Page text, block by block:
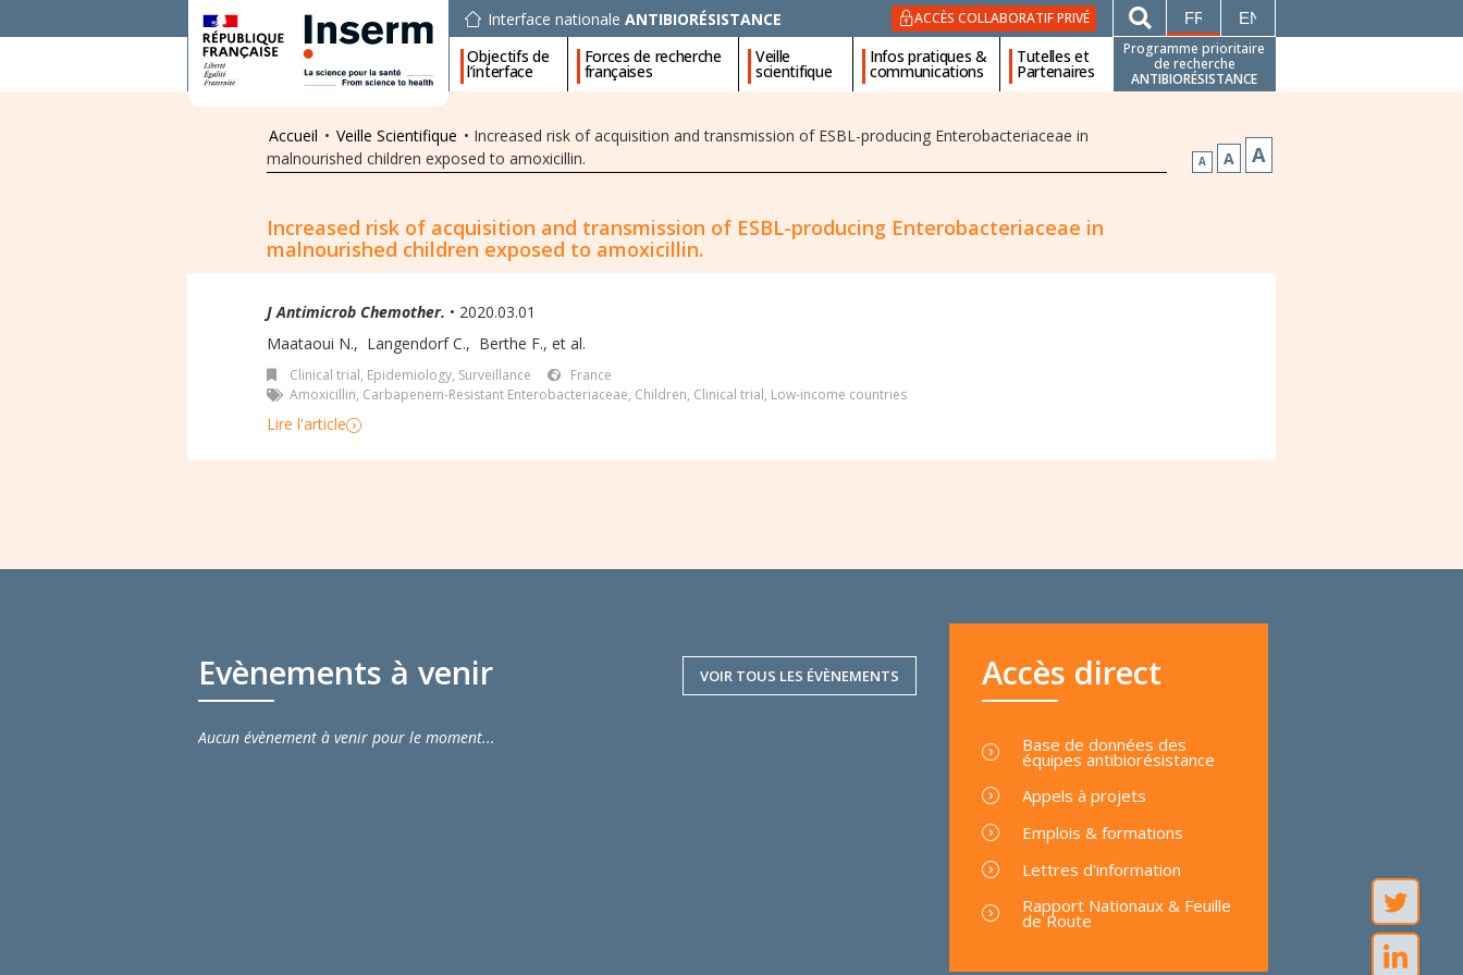
Interface nationale ANTIBIORÉSISTANCE ACCÈS COLLABORATIF PRIVÉ FRANÇAISENGLISH
Objectifs de
l’interface
Forces de recherche
françaises
Veille
scientifique
Infos pratiques &
communications
Tutelles et
Partenaires
Programme prioritaire
de recherche
ANTIBIORÉSISTANCE
Accueil • Veille Scientifique • Increased risk of acquisition and transmission of ESBL-producing Enterobacteriaceae in
malnourished children exposed to amoxicillin.
A A A
Increased risk of acquisition and transmission of ESBL-producing Enterobacteriaceae in
malnourished children exposed to amoxicillin.
J Antimicrob Chemother. • 2020.03.01
Maataoui N., Langendorf C., Berthe F., et al.
Clinical trial, Epidemiology, Surveillance
France
Amoxicillin, Carbapenem-Resistant Enterobacteriaceae, Children, Clinical trial, Low-income countries
Lire l'article
Evènements à venir VOIR TOUS LES ÉVÈNEMENTS
Aucun évènement à venir pour le moment...
Accès direct
Base de données des
équipes antibiorésistance
Appels à projets
Emplois & formations
Lettres d'information
Rapport Nationaux & Feuille
de Route